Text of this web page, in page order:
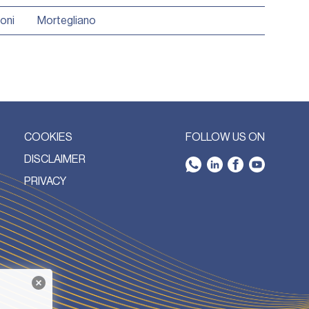
Mortegliano
COOKIES
DISCLAIMER
PRIVACY
FOLLOW US ON